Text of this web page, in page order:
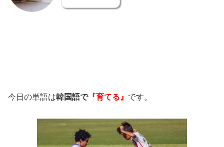
今日の単語は韓国語で『育てる』 です。